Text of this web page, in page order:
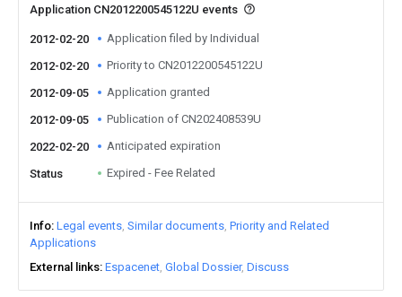
Application CN2012200545122U events
2012-02-20 Application filed by Individual
2012-02-20 Priority to CN2012200545122U
2012-09-05 Application granted
2012-09-05 Publication of CN202408539U
2022-02-20 Anticipated expiration
Status Expired - Fee Related
Info Legal events Similar documents Priority and Related
Applications
External links Espacenet Global Dossier Discuss